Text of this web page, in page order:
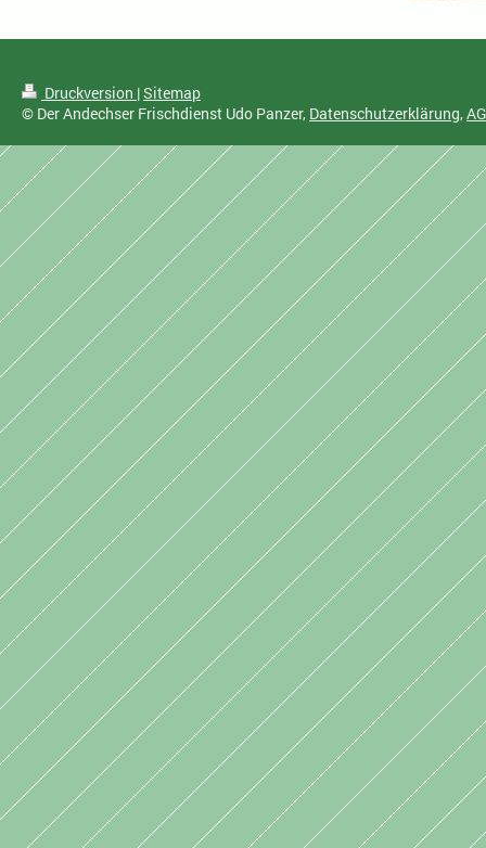
Druckversion |Sitemap
© Der Andechser Frischdienst Udo Panzer, Datenschutzerklärung,